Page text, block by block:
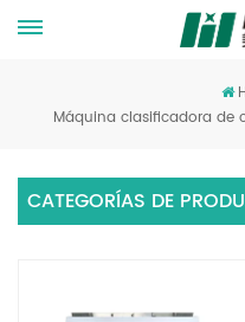
Máquina clasificadora de
CATEGORÍAS DE